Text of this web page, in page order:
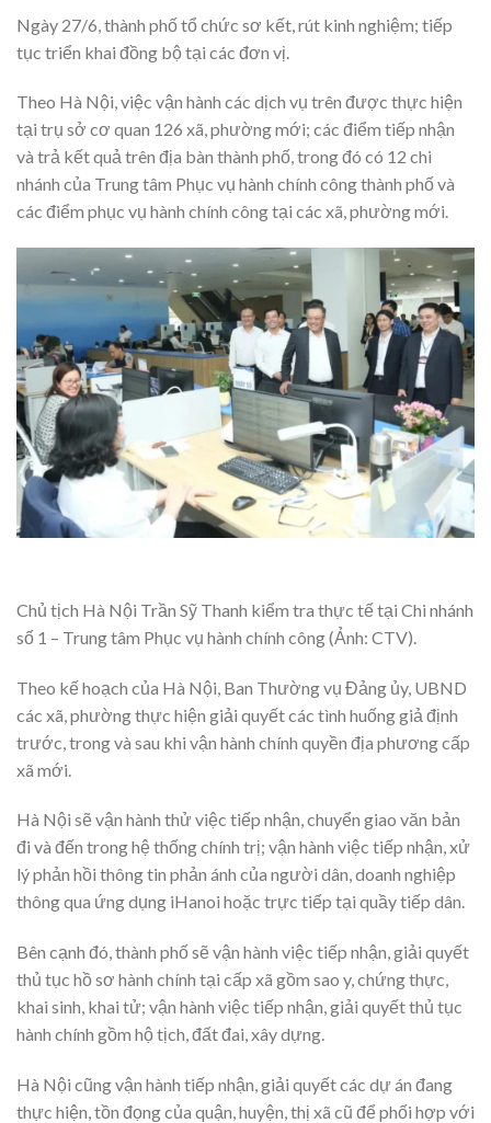
Ngày 27/6, thành phố tổ chức sơ kết, rút kinh nghiệm; tiếp
tục triển khai đồng bộ tại các đơn vị.
Theo Hà Nội, việc vận hành các dịch vụ trên được thực hiện
tại trụ sở cơ quan 126 xã, phường mới; các điểm tiếp nhận
và trả kết quả trên địa bàn thành phố, trong đó có 12 chi
nhánh của Trung tâm Phục vụ hành chính công thành phố và
các điểm phục vụ hành chính công tại các xã, phường mới.
Chủ tịch Hà Nội Trần Sỹ Thanh kiểm tra thực tế tại Chi nhánh
số 1 – Trung tâm Phục vụ hành chính công (Ảnh: CTV).
Theo kế hoạch của Hà Nội, Ban Thường vụ Đảng ủy, UBND
các xã, phường thực hiện giải quyết các tình huống giả định
trước, trong và sau khi vận hành chính quyền địa phương cấp
xã mới.
Hà Nội sẽ vận hành thử việc tiếp nhận, chuyển giao văn bản
đi và đến trong hệ thống chính trị; vận hành việc tiếp nhận, xử
lý phản hồi thông tin phản ánh của người dân, doanh nghiệp
thông qua ứng dụng iHanoi hoặc trực tiếp tại quầy tiếp dân.
Bên cạnh đó, thành phố sẽ vận hành việc tiếp nhận, giải quyết
thủ tục hồ sơ hành chính tại cấp xã gồm sao y, chứng thực,
khai sinh, khai tử; vận hành việc tiếp nhận, giải quyết thủ tục
hành chính gồm hộ tịch, đất đai, xây dựng.
Hà Nội cũng vận hành tiếp nhận, giải quyết các dự án đang
thực hiện, tồn đọng của quận, huyện, thị xã cũ để phối hợp với